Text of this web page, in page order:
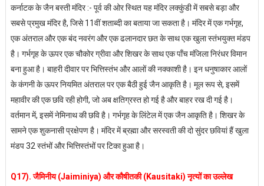
कर्नाटक के जैन बस्ती मंदिर :- पूर्व की ओर स्थित यह मंदिर लक्कुंडी में सबसे बड़ा और
सबसे प्रमुख मंदिर है, जिसे 11वीं शताब्दी का बताया जा सकता है। मंदिर में एक गर्भगृह,
एक अंतराल और एक बंद नवरंग और एक ढलानदार छत के साथ एक खुला स्तंभयुक्त मंडप
है। गर्भगृह के ऊपर एक चौकोर ग्रीवा और शिखर के साथ एक पाँच मंजिला निरंधर विमान
बना हुआ है। बाहरी दीवार पर भित्तिस्तंभ और आलों की नक्काशी है। इन धनुषाकार आलों
के कंगनी के ऊपर नियमित अंतराल पर एक बैठी हुई जैन आकृति है। मूल रूप से, इसमें
महावीर की एक छवि रही होगी, जो अब क्षतिग्रस्त हो गई है और बाहर रख दी गई है।
वर्तमान में, इसमें नेमिनाथ की छवि है। गर्भगृह के लिंटेल में एक जैन आकृति है। शिखर के
सामने एक शुकनासी प्रक्षेपण है। मंदिर में ब्रह्मा और सरस्वती की दो सुंदर छवियां हैं खुला
मंडप 32 स्तंभों और भित्तिस्तंभों पर टिका हुआ है।
Q17). जैमिनीय (Jaiminiya) और कौषीतकी (Kausitaki) नृत्यों का उल्लेख